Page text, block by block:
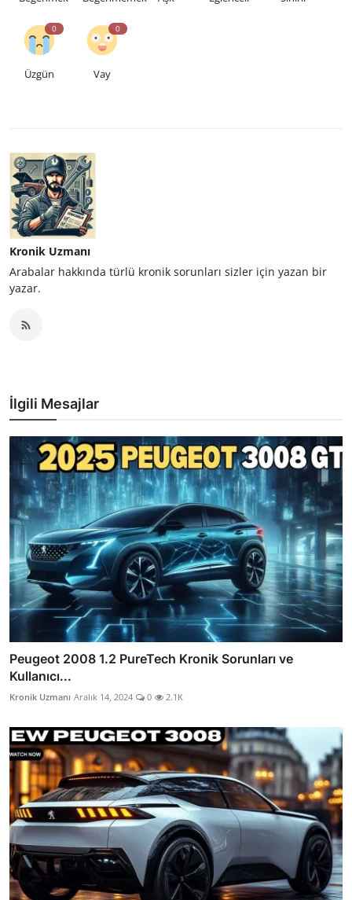
0
Üzgün
0
Vay
Kronik Uzmanı
Arabalar hakkında türlü kronik sorunları sizler için yazan bir
yazar.
İlgili Mesajlar
Peugeot 2008 1.2 PureTech Kronik Sorunları ve
Kullanıcı...
Kronik Uzmanı Aralık 14, 2024 0 2.1K